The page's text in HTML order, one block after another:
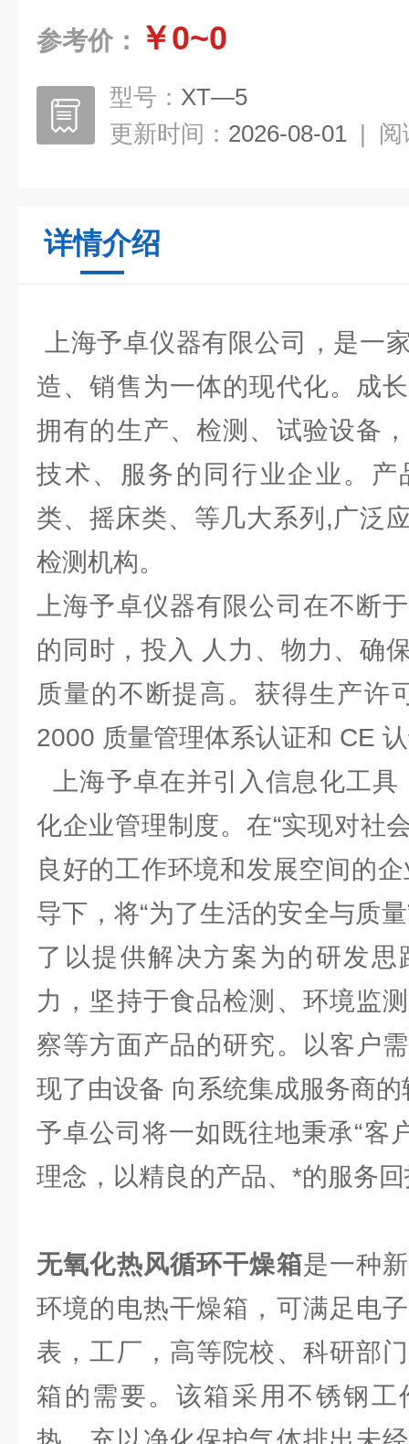
参考价： ￥0~0
型号： XT—5
更新时间： 2026-08-01 | 阅
详情介绍
上海予卓仪器有限公司，是一
造、销售为一体的现代化。成
拥有的生产、检测、试验设备
技术、服务的同行业企业。产
类、摇床类、等几大系列,广泛
检测机构。
上海予卓仪器有限公司在不断
的同时，投入 人力、物力、确
质量的不断提高。获得生产许
2000 质量管理体系认证和
上海予卓在并引入信息化工具
化企业管理制度。在“实现对社
良好的工作环境和发展空间的
导下，将“为了生活的安全与质
了以提供解决方案为的研发
力，坚持于食品检测、环境监
察等方面产品的研究。以客户
现了由设备 向系统集成服务商的
予卓公司将一如既往地秉承“客
理念，以精良的产品、*的服务
无氧化热风循环干燥箱是一种
环境的电热干燥箱，可满足电
表，工厂，高等院校、科研部
箱的需要。该箱采用不锈钢工